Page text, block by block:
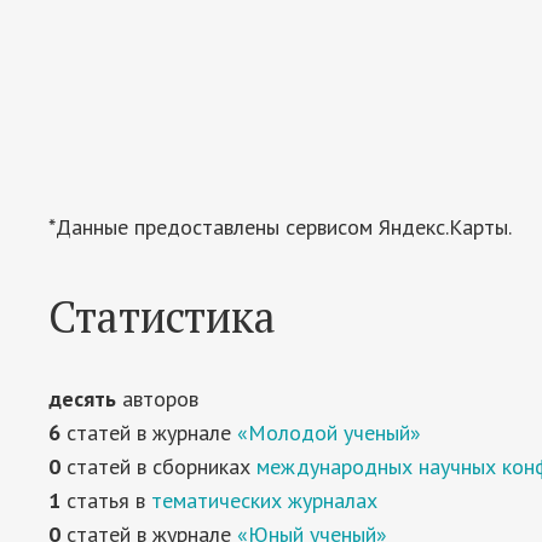
*Данные предоставлены сервисом Яндекс.Карты.
Статистика
десять авторов
6 статей в журнале «Молодой ученый»
0 статей в сборниках международных научных
1 статья в тематических журналах
0 статей в журнале «Юный ученый»